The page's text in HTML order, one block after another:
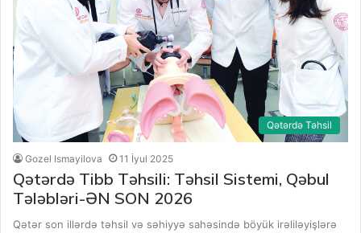
Qətərdə Təhsil
Gozel Ismayilova 11 İyul 2025
Qətərdə Tibb Təhsili: Təhsil Sistemi, Qəbul
Tələbləri-ƏN SON 2026
Qətər son illərdə təhsil və səhiyyə sahəsində böyük irəliləyişlərə